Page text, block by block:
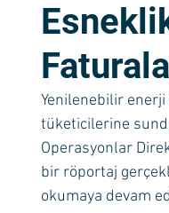
Yenilenebilir
tüketicilerine
Operasyonlar
bir röportaj
okumaya devam